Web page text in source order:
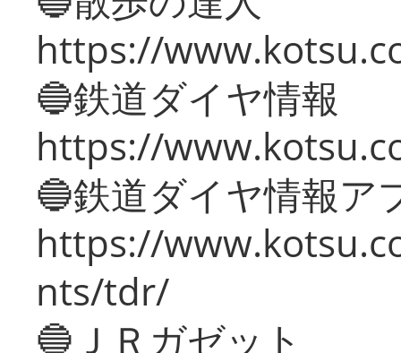
https://
🔵鉄道ダイヤ情報
https://
🔵鉄道ダイヤ情報ア
https://
nts/tdr/
🔵ＪＲガゼット